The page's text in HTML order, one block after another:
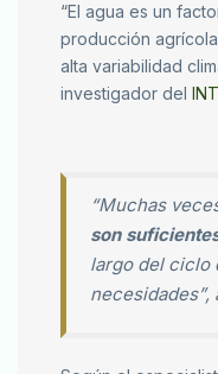
“El agua es un
producción
alta variabilidad
investigador del
“Muchas
son
largo del ciclo
necesidades”,